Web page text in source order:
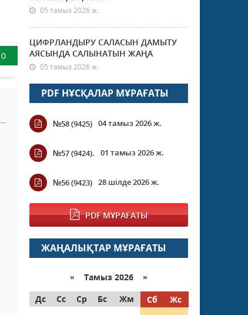
0
05 тамыз 2026 ж.
ЦИФРЛАНДЫРУ САЛАСЫН ДАМЫТУ
АЯСЫНДА САЛЫНАТЫН ЖАҢА
05 тамыз 2026 ж.
PDF НҰСҚАЛАР МҰРАҒАТЫ
№58 (9425) 04 тамыз 2026 ж.
№57 (9424). 01 тамыз 2026 ж.
№56 (9423) 28 шілде 2026 ж.
PDF МҰРАҒАТЫ
ЖАҢАЛЫҚТАР МҰРАҒАТЫ
« Тамыз 2026 »
Дс
Сс Ср Бс Жм Сб
Жс